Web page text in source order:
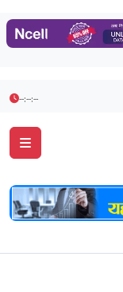
--:--:--